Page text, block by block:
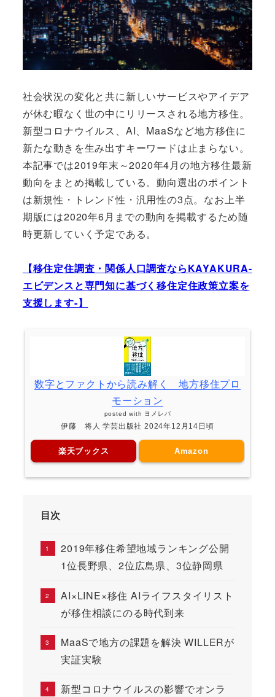
社会状況の変化と共に新しいサービスやアイデア
が休む暇なく世の中にリリースされる地方移住。
新型コロナウイルス、AI、MaaSなど地方移住に
新たな動きを生み出すキーワードは止まらない。
本記事では2019年末～2020年4月の地方移住最新
動向をまとめ掲載している。動向選出のポイント
は新規性・トレンド性・汎用性の3点。なお上半
期版には2020年6月までの動向を掲載するため随
時更新していく予定である。
【移住定住調査・関係人口調査ならKAYAKURA-
エビデンスと専門知に基づく移住定住政策立案を
支援します-】
数字とファクトから読み解く 地方移住プロ
モーション
posted with ヨメレバ
伊藤 将人 学芸出版社 2024年12月14日頃
楽天ブックス Amazon
目次
2019年移住希望地域ランキング公開
1位長野県、2位広島県、3位静岡県
AI×LINE×移住 AIライフスタイリスト
が移住相談にのる時代到来
MaaSで地方の課題を解決 WILLERが
実証実験
新型コロナウイルスの影響でオンラ